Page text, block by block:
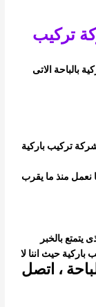
تركيب
بالباحة الاتى
تركيب باركية
نعمل منذ ما يقرب
يتمتع بالخبر
باركية حيث اننا لا
، اتصل